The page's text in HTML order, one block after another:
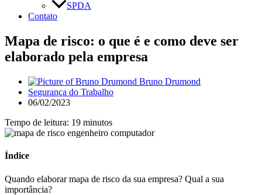
SPDA
Contato
Mapa de risco: o que é e como deve ser
elaborado pela empresa
Bruno Drumond
Segurança do Trabalho
06/02/2023
Tempo de leitura: 19 minutos
Índice
Quando elaborar mapa de risco da sua empresa? Qual a sua
importância?